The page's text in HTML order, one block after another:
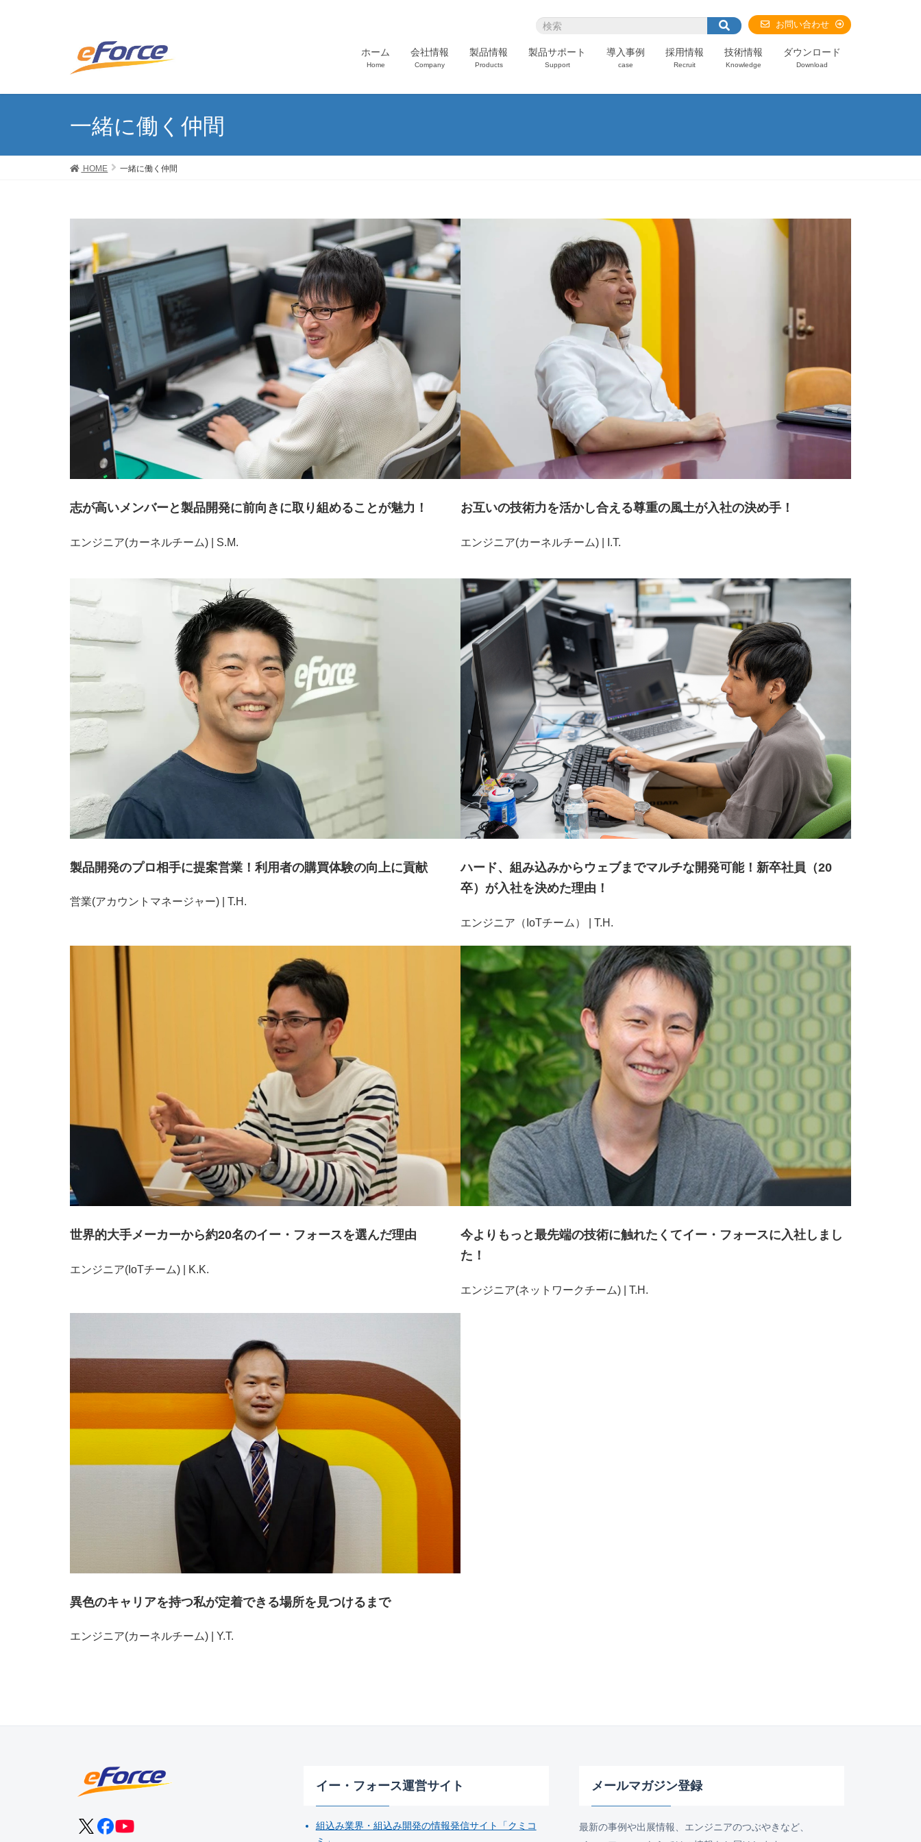
お問い合わせ
ホーム
Home
会社情報
Company
製品情報
Products
製品サポート
Support
導入事例
case
採用情報
Recruit
技術情報
Knowledge
ダウンロード
Download
一緒に働く仲間
HOME 一緒に働く仲間
志が高いメンバーと製品開発に前向きに取り組めることが魅力！
エンジニア(カーネルチーム) | S.M.
お互いの技術力を活かし合える尊重の風土が入社の決め手！
エンジニア(カーネルチーム) | I.T.
製品開発のプロ相手に提案営業！利用者の購買体験の向上に貢献
営業(アカウントマネージャー) | T.H.
ハード、組み込みからウェブまでマルチな開発可能！新卒社員（20
卒）が入社を決めた理由！
エンジニア（IoTチーム） | T.H.
世界的大手メーカーから約20名のイー・フォースを選んだ理由
エンジニア(IoTチーム) | K.K.
今よりもっと最先端の技術に触れたくてイー・フォースに入社しまし
た！
エンジニア(ネットワークチーム) | T.H.
異色のキャリアを持つ私が定着できる場所を見つけるまで
エンジニア(カーネルチーム) | Y.T.
イー・フォース運営サイト
組込み業界・組込み開発の情報発信サイト「クミコ
メールマガジン登録
最新の事例や出展情報、エンジニアのつぶやきなど、